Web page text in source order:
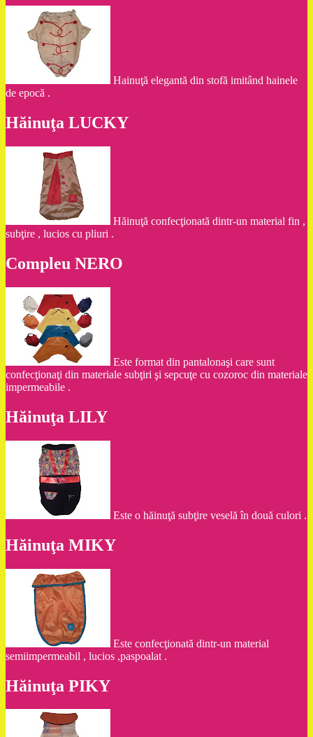
Hainuţă elegantă din stofă imitând hainele
de epocă .
Hăinuţa LUCKY
Hăinuţă confecţionată dintr-un material fin ,
subţire , lucios cu pliuri .
Compleu NERO
Este format din pantalonaşi care sunt
confecţionaţi din materiale subţiri şi sepcuţe cu cozoroc din materiale
impermeabile .
Hăinuţa LILY
Este o hăinuţă subţire veselă în două culori .
Hăinuţa MIKY
Este confecţionată dintr-un material
semiimpermeabil , lucios ,paspoalat .
Hăinuţa PIKY